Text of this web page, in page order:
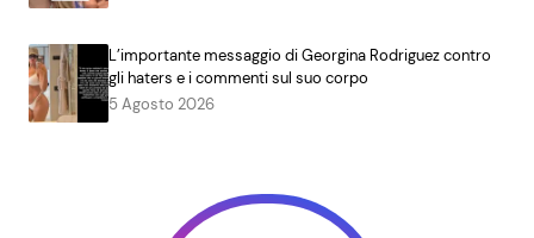
L’importante messaggio di Georgina Rodriguez contro
gli haters e i commenti sul suo corpo
5 Agosto 2026